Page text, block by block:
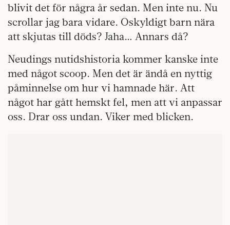
blivit det för några år sedan. Men inte nu. Nu
scrollar jag bara vidare. Oskyldigt barn nära
att skjutas till döds? Jaha… Annars då?
Neudings nutidshistoria kommer kanske inte
med något scoop. Men det är ändå en nyttig
påminnelse om hur vi hamnade här. Att
något har gått hemskt fel, men att vi anpassar
oss. Drar oss undan. Viker med blicken.